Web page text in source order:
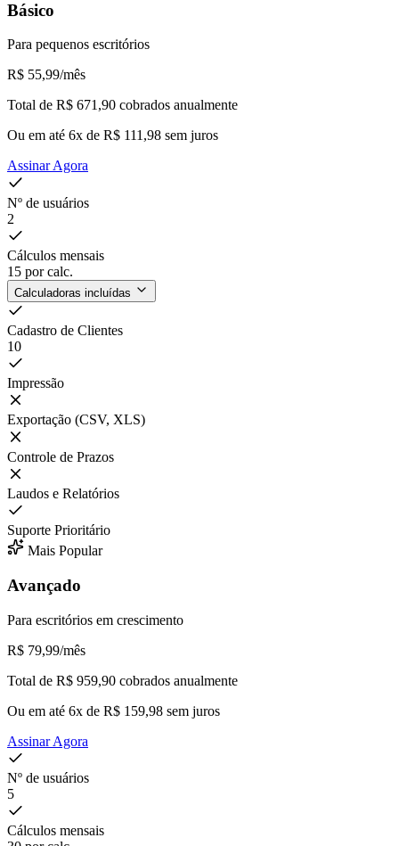
Básico
Para pequenos escritórios
R$ 55,99/mês
Total de R$ 671,90 cobrados anualmente
Ou em até 6x de R$ 111,98 sem juros
Assinar Agora
Nº de usuários
2
Cálculos mensais
15 por calc.
Calculadoras incluídas
Cadastro de Clientes
10
Impressão
Exportação (CSV, XLS)
Controle de Prazos
Laudos e Relatórios
Suporte Prioritário
Mais Popular
Avançado
Para escritórios em crescimento
R$ 79,99/mês
Total de R$ 959,90 cobrados anualmente
Ou em até 6x de R$ 159,98 sem juros
Assinar Agora
Nº de usuários
5
Cálculos mensais